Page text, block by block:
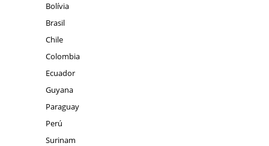
Bolívia
Brasil
Chile
Colombia
Ecuador
Guyana
Paraguay
Perú
Surinam